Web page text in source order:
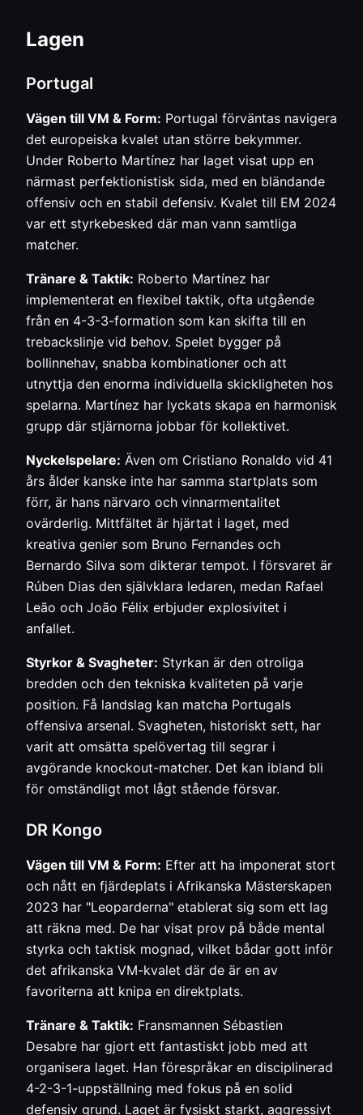
Lagen
Portugal
Vägen till VM & Form: Portugal förväntas navigera
det europeiska kvalet utan större bekymmer.
Under Roberto Martínez har laget visat upp en
närmast perfektionistisk sida, med en bländande
offensiv och en stabil defensiv. Kvalet till EM 2024
var ett styrkebesked där man vann samtliga
matcher.
Tränare & Taktik: Roberto Martínez har
implementerat en flexibel taktik, ofta utgående
från en 4-3-3-formation som kan skifta till en
trebackslinje vid behov. Spelet bygger på
bollinnehav, snabba kombinationer och att
utnyttja den enorma individuella skickligheten hos
spelarna. Martínez har lyckats skapa en harmonisk
grupp där stjärnorna jobbar för kollektivet.
Nyckelspelare: Även om Cristiano Ronaldo vid 41
års ålder kanske inte har samma startplats som
förr, är hans närvaro och vinnarmentalitet
ovärderlig. Mittfältet är hjärtat i laget, med
kreativa genier som Bruno Fernandes och
Bernardo Silva som dikterar tempot. I försvaret är
Rúben Dias den självklara ledaren, medan Rafael
Leão och João Félix erbjuder explosivitet i
anfallet.
Styrkor & Svagheter: Styrkan är den otroliga
bredden och den tekniska kvaliteten på varje
position. Få landslag kan matcha Portugals
offensiva arsenal. Svagheten, historiskt sett, har
varit att omsätta spelövertag till segrar i
avgörande knockout-matcher. Det kan ibland bli
för omständligt mot lågt stående försvar.
DR Kongo
Vägen till VM & Form: Efter att ha imponerat stort
och nått en fjärdeplats i Afrikanska Mästerskapen
2023 har "Leoparderna" etablerat sig som ett lag
att räkna med. De har visat prov på både mental
styrka och taktisk mognad, vilket bådar gott inför
det afrikanska VM-kvalet där de är en av
favoriterna att knipa en direktplats.
Tränare & Taktik: Fransmannen Sébastien
Desabre har gjort ett fantastiskt jobb med att
organisera laget. Han förespråkar en disciplinerad
4-2-3-1-uppställning med fokus på en solid
defensiv grund. Laget är fysiskt starkt, aggressivt